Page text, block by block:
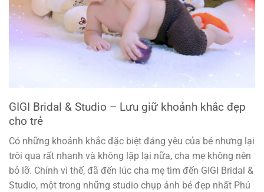
GIGI Bridal & Studio – Lưu giữ khoảnh khắc đẹp
cho trẻ
Có những khoảnh khắc đặc biệt đáng yêu của bé nhưng lại
trôi qua rất nhanh và không lặp lại nữa, cha mẹ không nên
bỏ lỡ. Chính vì thế, đã đến lúc cha mẹ tìm đến GIGI Bridal &
Studio, một trong những studio chụp ảnh bé đẹp nhất Phú